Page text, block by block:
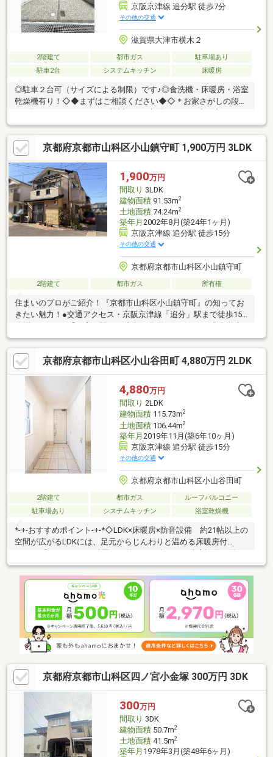
京阪京津線 追分駅 徒歩7分
その他の交通
滋賀県大津市横木２
2階建て 都市ガス
駐車場あり
駐車2台
システムキッチン 床暖房
◎駐車２台可（サイズによる制限）です♪◎食洗機・床暖房・浴室
乾燥機有り！◇◆まずはご相談ください◆◇＊お家さがしの段取
説明します。初めての住まい購入のご参考にしてください♪＊予算
を知りたいなど・・・収入や家賃から予算やローン金額のシミュ
レーションをします。物件購入の際に不安となる諸費用や税金の
ことにお応えします。◎住宅に関するお悩みなど幅広くお手伝い
させていただきます。 お家を探し始めの方もお気軽にお問い合
わせください♪
京都府京都市山科区小山鎮守町 1,900万円 3LDK
1,900万円
間取り 3LDK
建物面積91.53m2
土地面積74.24m2
築年月 2002年8月(築24年1ヶ月)
京阪京津線 追分駅 徒歩15分
その他の交通
京都府京都市山科区小山鎮守町
2階建て 都市ガス 所有権
住まいのプロがご紹介！『京都市山科区小山鎮守町』の知ってお
きたい魅力！●交通アクセス・京阪京津線「追分」駅まで徒歩15
線/湖西線・地下鉄東西線「山科」駅まで徒歩23分(約1840m)●カ
ーポート1台分付き、木造2階建「3LDK」。●リビング階段が採用
されています。●キッチンは対面式。勝手口付き。●東・北側の2
面に、バルコニーが設けられています。●前面道路幅員は、2方と
もに約6.0mです。●周辺環境・大塚小学校：徒歩11分(約880m)・
セブンイレブン京都山科小山店：徒歩2分(約100m)
京都府京都市山科区小山谷田町 4,880万円 2LDK
4,880万円
間取り 2LDK
建物面積115.73m2
土地面積106.44m2
築年月 2019年11月(築6年10ヶ月)
京阪京津線 追分駅 徒歩15分
その他の交通
京都府京都市山科区小山谷田町
2階建て 都市ガス
ルーフバルコニー
駐車場あり
システムキッチン 浴室乾燥機
*-+-おすすめポイント-+-*◇LDK×床暖房×防音設備 約21帖以上の
空間が広がるLDKには、足元からじんわりと温める床暖房付
っています◇南東向きで陽当り・通風も良好です！◇愛車のメン
テナンスや趣味スペースとしても使える電動シャッター付きのビ
ルトインガレージを確保◇季節物の収納に便利な小屋裏収納も完
備！□■まるで注文住宅のような充実の設備でワンランク上の快適
な暮らしをスタートしませんか■□詳細は担当者までお気軽にお問
い合わせください。※車庫サイズ：高さ約2.5ｍ、横幅約2.8ｍ、奥
行き約5.8ｍ
京都府京都市山科区四ノ宮小金塚 300万円 3DK
300万円
間取り 3DK
建物面積50.7m2
土地面積41.5m2
築年月 1978年3月(築48年6ヶ月)